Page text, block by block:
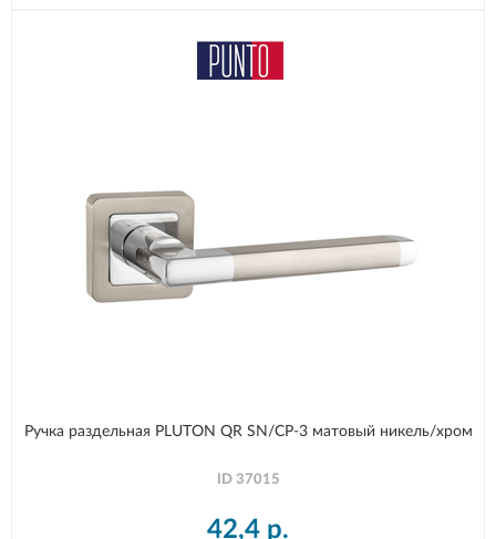
Ручка раздельная PLUTON QR SN/CP-3 матовый никель/хром
ID 37015
42,4 р.